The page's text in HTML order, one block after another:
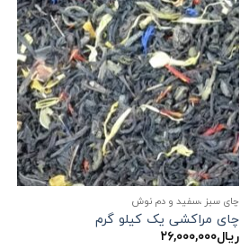
چای سبز ،سفید و دم نوش
چای مراکشی یک کیلو گرم
ریال۲۶,۰۰۰,۰۰۰